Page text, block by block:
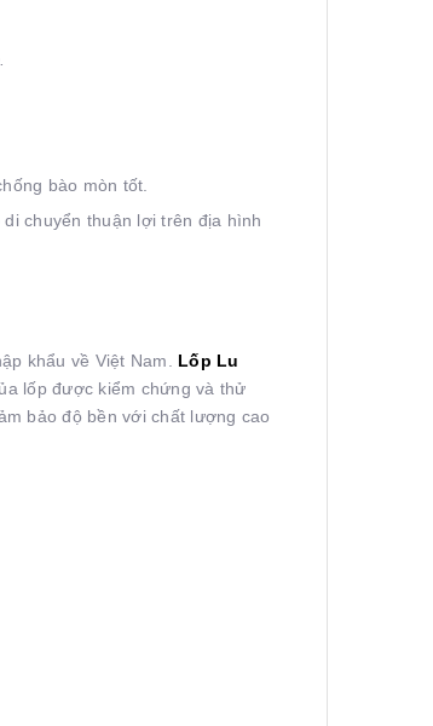
bào mòn tốt.
chuyển thuận lợi trên địa hình
khẩu về Việt Nam. Lốp Lu
lốp được kiểm chứng và thử
bảo độ bền với chất lượng cao